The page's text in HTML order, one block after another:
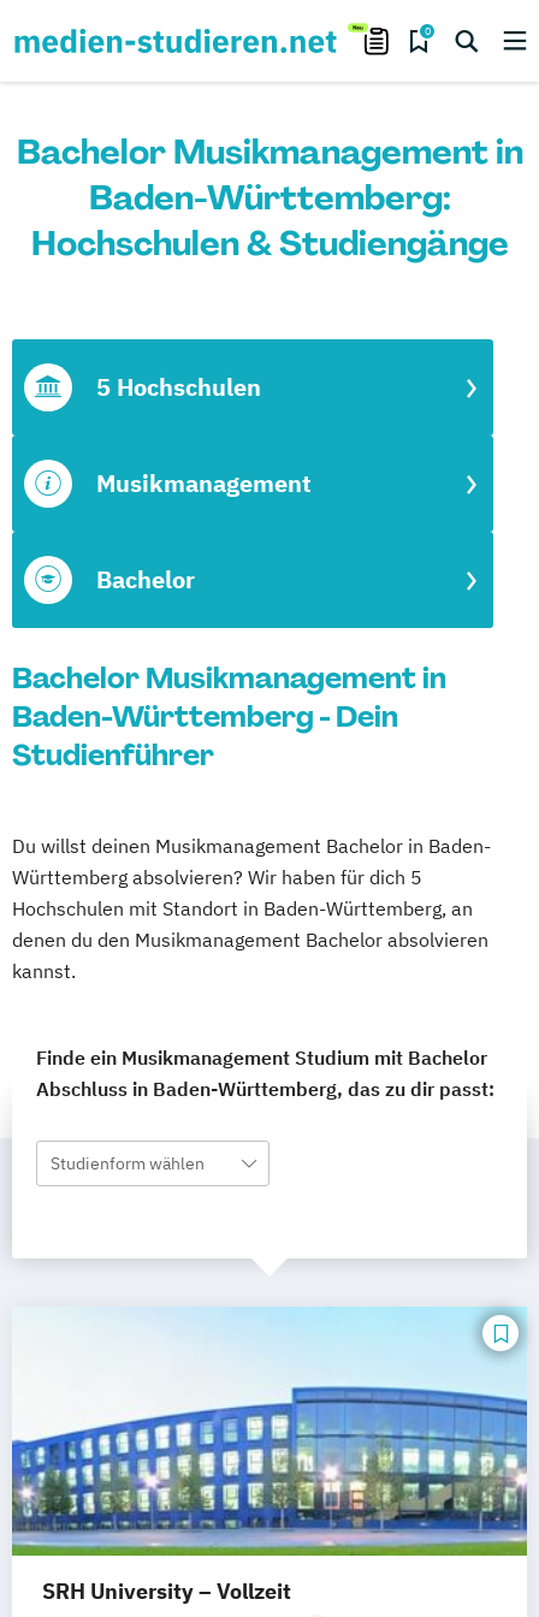
0
Bachelor Musikmanagement in
Baden-Württemberg:
Hochschulen & Studiengänge
Bachelor
Musikmanagement
5 Hochschulen
Bachelor Musikmanagement in
Baden-Württemberg - Dein
Studienführer
Du willst deinen Musikmanagement Bachelor in Baden-
Württemberg absolvieren? Wir haben für dich 5
Hochschulen mit Standort in Baden-Württemberg, an
denen du den Musikmanagement Bachelor absolvieren
kannst.
Finde ein Musikmanagement Studium mit Bachelor
Abschluss in Baden-Württemberg, das zu dir passt:
Studienform wählen
SRH University – Vollzeit